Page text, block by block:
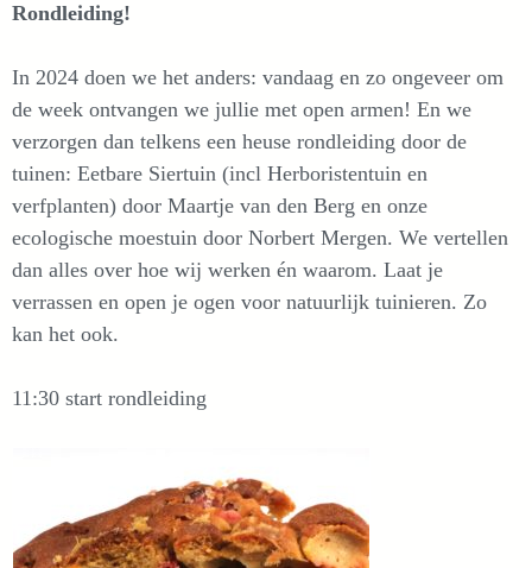
Rondleiding!
In 2024 doen we het anders: vandaag en zo ongeveer om
de week ontvangen we jullie met open armen! En we
verzorgen dan telkens een heuse rondleiding door de
tuinen: Eetbare Siertuin (incl Herboristentuin en
verfplanten) door Maartje van den Berg en onze
ecologische moestuin door Norbert Mergen. We vertellen
dan alles over hoe wij werken én waarom. Laat je
verrassen en open je ogen voor natuurlijk tuinieren. Zo
kan het ook.
11:30 start rondleiding